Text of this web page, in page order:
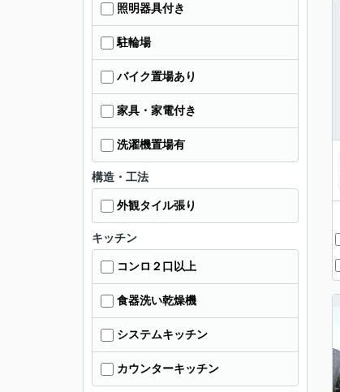
照明器具付き
駐輪場
バイク置場あり
家具・家電付き
洗濯機置場有
構造・工法
外観タイル張り
キッチン
コンロ２口以上
食器洗い乾燥機
システムキッチン
カウンターキッチン